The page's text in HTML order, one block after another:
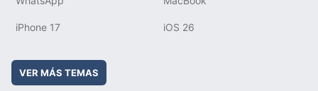
iPhone 17 iOS 26
VER MÁS TEMAS